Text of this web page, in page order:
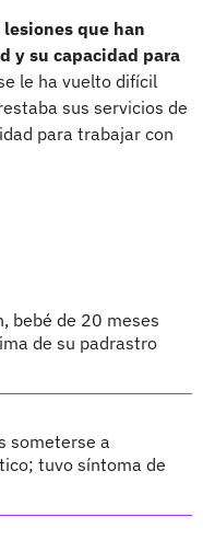
que han
y su capacidad para
le ha vuelto difícil
sus servicios de
para trabajar con
bebé de 20 meses
de su padrastro
someterse a
tuvo síntoma de